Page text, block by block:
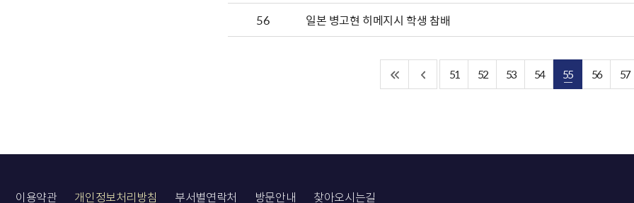
56
일본 병고현 히메지시 학생 참배
51 52 53 54 55 56 57
이용약관 개인정보처리방침 부서별연락처 방문안내 찾아오시는길